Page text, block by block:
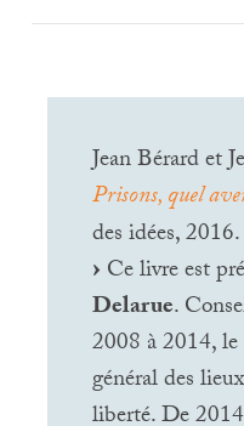
Jean Bérard et
Prisons, quel
des idées,
Ce livre est
Delarue.
2008 à 2014,
général des
liberté. De